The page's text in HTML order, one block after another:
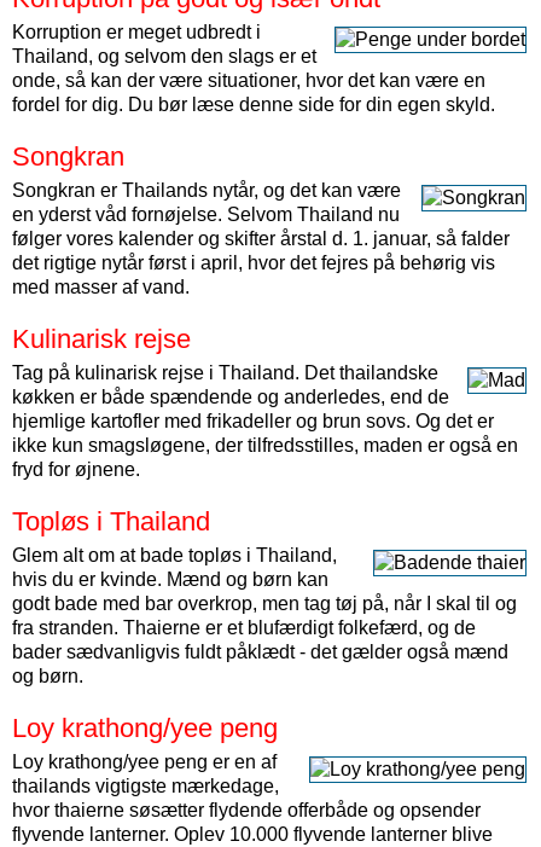
Korruption er meget udbredt i
Thailand, og selvom den slags er et
onde, så kan der være situationer, hvor det kan være en
fordel for dig. Du bør læse denne side for din egen skyld.
Songkran
Songkran er Thailands nytår, og det kan være
en yderst våd fornøjelse. Selvom Thailand nu
følger vores kalender og skifter årstal d. 1. januar, så falder
det rigtige nytår først i april, hvor det fejres på behørig vis
med masser af vand.
Kulinarisk rejse
Tag på kulinarisk rejse i Thailand. Det thailandske
køkken er både spændende og anderledes, end de
hjemlige kartofler med frikadeller og brun sovs. Og det er
ikke kun smagsløgene, der tilfredsstilles, maden er også en
fryd for øjnene.
Topløs i Thailand
Glem alt om at bade topløs i Thailand,
hvis du er kvinde. Mænd og børn kan
godt bade med bar overkrop, men tag tøj på, når I skal til og
fra stranden. Thaierne er et blufærdigt folkefærd, og de
bader sædvanligvis fuldt påklædt - det gælder også mænd
og børn.
Loy krathong/yee peng
Loy krathong/yee peng er en af
thailands vigtigste mærkedage,
hvor thaierne søsætter flydende offerbåde og opsender
flyvende lanterner. Oplev 10.000 flyvende lanterner blive